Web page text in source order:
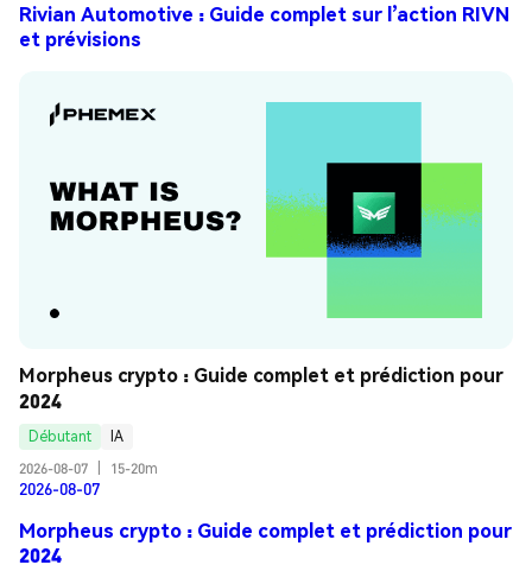
Rivian Automotive : Guide complet sur l’action RIVN
et prévisions
Morpheus crypto : Guide complet et prédiction pour
2024
Débutant
IA
2026-08-07
15-20m
2026-08-07
Morpheus crypto : Guide complet et prédiction pour
2024